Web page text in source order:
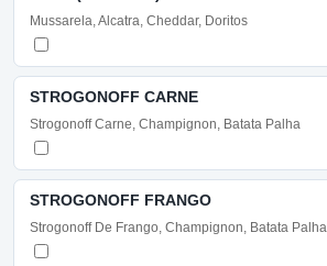
Mussarela, Alcatra, Cheddar, Doritos
STROGONOFF CARNE
Strogonoff Carne, Champignon, Batata Palha
STROGONOFF FRANGO
Strogonoff De Frango, Champignon, Batata Palha